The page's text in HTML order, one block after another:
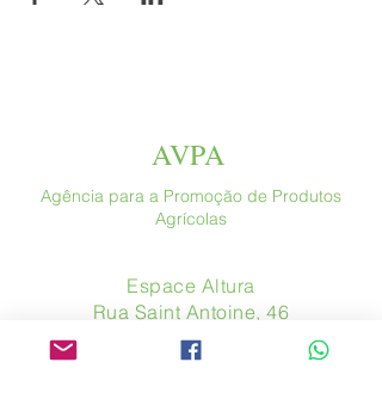
AVPA
Agência para a Promoção de Produtos
Agrícolas
Espace Altura
Rua Saint Antoine, 46
75004 Paris
​ França